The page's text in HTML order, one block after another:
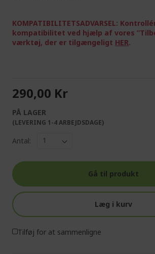
KOMPATIBILITETSADVARSEL:
kompatibilitet ved hjælp af vores
værktøj, der er tilgængeligt HER.
290,00 Kr
PÅ LAGER
(LEVERING 1-4 ARBEJDSDAGE)
Antal:
Gå til produkt
Læg i kurv
Tilføj for at sammenligne